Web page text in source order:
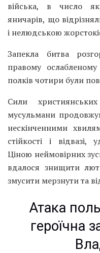
війська, в число
яничарів, що
і нелюдською
Запекла битва
правому
полків чотири були
Сили
мусульмани
нескінченними
стійкості і відвазі,
Ціною неймовірних
вдалося знищити
змусити мерзнути та
Атака
героїчна